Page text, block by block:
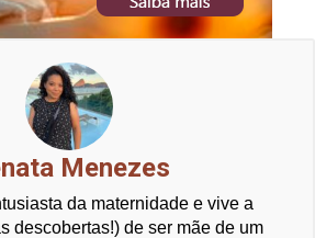
Menezes
da maternidade e vive a
descobertas!) de ser mãe de um